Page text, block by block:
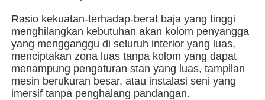
Tentang kita
Wisata pabrik
Rasio kekuatan-terhadap-berat baja yang tinggi
menghilangkan kebutuhan akan kolom penyangga
yang mengganggu di seluruh interior yang luas,
menciptakan zona luas tanpa kolom yang dapat
menampung pengaturan stan yang luas, tampilan
mesin berukuran besar, atau instalasi seni yang
imersif tanpa penghalang pandangan.